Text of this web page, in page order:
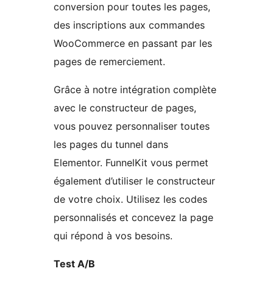
conversion pour toutes les pages,
des inscriptions aux commandes
WooCommerce en passant par les
pages de remerciement.
Grâce à notre intégration complète
avec le constructeur de pages,
vous pouvez personnaliser toutes
les pages du tunnel dans
Elementor. FunnelKit vous permet
également d’utiliser le constructeur
de votre choix. Utilisez les codes
personnalisés et concevez la page
qui répond à vos besoins.
Test A/B